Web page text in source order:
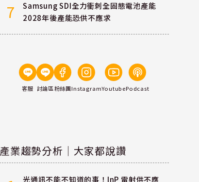
7
Samsung SDI全力衝刺全固態電池產能
2028年後產能恐供不應求
客服 討論區粉絲團InstagramYoutubePodcast
產業趨勢分析｜大家都說讚
光通訊不能不知道的事！InP 雷射供不應